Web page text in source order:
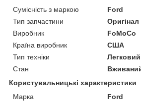
Сумісність з маркою
Ford
Тип запчастини
Оригінал
Виробник
FoMoCo
Країна виробник
США
Тип техніки
Стан
Користувальницькі характеристики
Марка
Ford